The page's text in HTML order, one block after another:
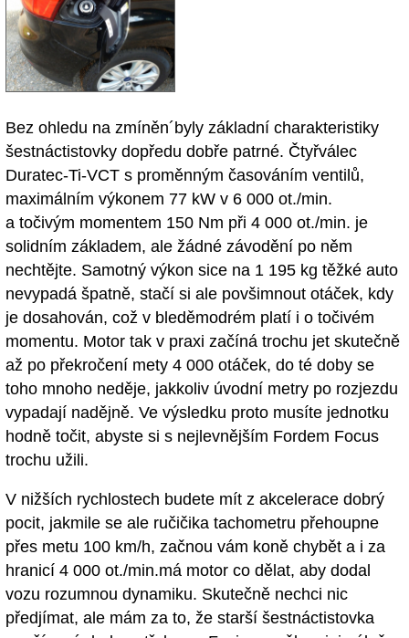
Bez ohledu na zmíněn´byly základní charakteristiky
šestnáctistovky dopředu dobře patrné. Čtyřválec
Duratec-Ti-VCT s proměnným časováním ventilů,
maximálním výkonem 77 kW v 6 000 ot./min.
a točivým momentem 150 Nm při 4 000 ot./min. je
solidním základem, ale žádné závodění po něm
nechtějte. Samotný výkon sice na 1 195 kg těžké auto
nevypadá špatně, stačí si ale povšimnout otáček, kdy
je dosahován, což v bleděmodrém platí i o točivém
momentu. Motor tak v praxi začíná trochu jet skutečně
až po překročení mety 4 000 otáček, do té doby se
toho mnoho neděje, jakkoliv úvodní metry po rozjezdu
vypadají nadějně. Ve výsledku proto musíte jednotku
hodně točit, abyste si s nejlevnějším Fordem Focus
trochu užili.
V nižších rychlostech budete mít z akcelerace dobrý
pocit, jakmile se ale ručičika tachometru přehoupne
přes metu 100 km/h, začnou vám koně chybět a i za
hranicí 4 000 ot./min.má motor co dělat, aby dodal
vozu rozumnou dynamiku. Skutečně nechci nic
předjímat, ale mám za to, že starší šestnáctistovka